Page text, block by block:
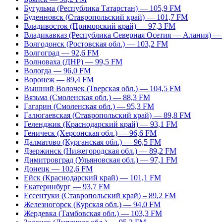
Бугульма (Республика Татарстан) — 105,9 FM
Буденновск (Ставропольский край) — 101,7 FM
Владивосток (Приморский край) — 97,3 FM
Владикавказ (Республика Северная Осетия — Алания)
Волгодонск (Ростовская обл.) — 103,2 FM
Волгоград — 92,6 FM
Волноваха (ДНР) — 99,5 FM
Вологда — 96,0 FM
Воронеж — 89,4 FM
Вышний Волочек (Тверская обл.) — 104,5 FM
Вязьма (Смоленская обл.) — 88,3 FM
Гагарин (Смоленская обл.) — 95,3 FM
Галюгаевская (Ставропольский край) — 89,8 FM
Геленджик (Краснодарский край) — 93,1 FM
Геническ (Херсонская обл.) — 96,6 FM
Далматово (Курганская обл.) — 96,5 FM
Дзержинск (Нижегородская обл.) — 89,2 FM
Димитровград (Ульяновская обл.) — 97,1 FM
Донецк — 102,6 FM
Ейск (Краснодарский край) — 101,1 FM
Екатеринбург — 93,7 FM
Ессентуки (Ставропольский край) – 89,2 FM
Железногорск (Курская обл.) — 94,0 FM
Жердевка (Тамбовская обл.) — 103,3 FM